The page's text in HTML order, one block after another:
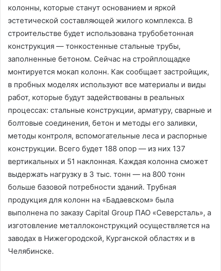
колонны, которые станут основанием и яркой
эстетической составляющей жилого комплекса. В
строительстве будет использована трубобетонная
конструкция — тонкостенные стальные трубы,
заполненные бетоном. Сейчас на стройплощадке
монтируется мокап колонн. Как сообщает застройщик,
в пробных моделях используют все материалы и виды
работ, которые будут задействованы в реальных
процессах: стальные конструкции, арматуру, сварные и
болтовые соединения, бетон и методы его заливки,
методы контроля, вспомогательные леса и распорные
конструкции. Всего будет 188 опор — из них 137
вертикальных и 51 наклонная. Каждая колонна сможет
выдержать нагрузку в 3 тыс. тонн — на 800 тонн
больше базовой потребности зданий. Трубная
продукция для колонн на «Бадаевском» была
выполнена по заказу Capital Group ПАО «Северсталь», а
изготовление металлоконструкций осуществляется на
заводах в Нижегородской, Курганской областях и в
Челябинске.